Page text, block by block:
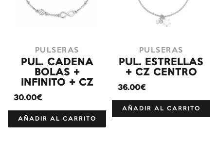
PULSERAS
PUL. CADENA
BOLAS +
INFINITO + CZ
30.00€
AÑADIR AL CARRITO
PULSERAS
PUL. ESTRELLAS
+ CZ CENTRO
36.00€
AÑADIR AL CARRITO